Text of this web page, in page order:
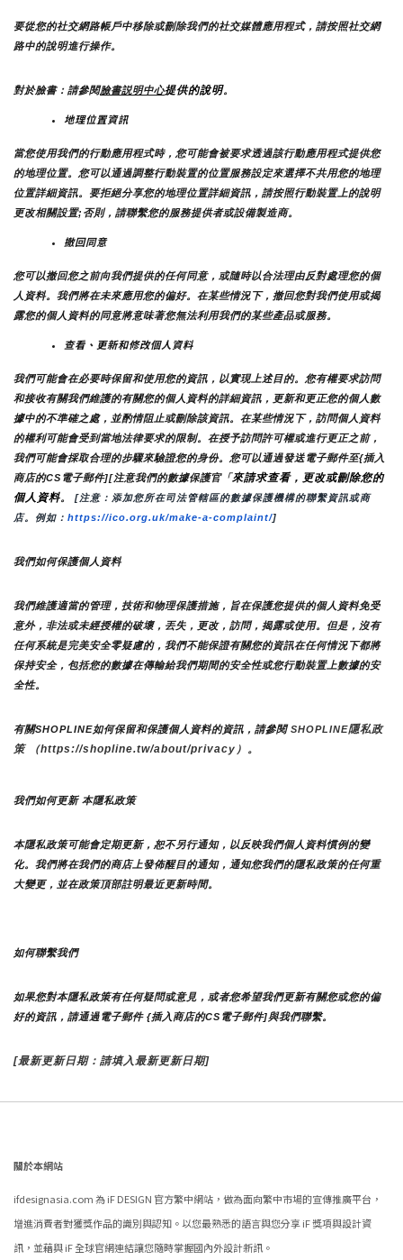
要從您的社交網路帳戶中移除或刪除我們的社交媒體應用程式，請按照社交網
路中的說明進行操作。
對於臉書：請參閱臉書説明中心提供的說明。
地理位置資訊
當您使用我們的行動應用程式時，您可能會被要求透過該行動應用程式提供您
的地理位置。您可以通過調整行動裝置的位置服務設定來選擇不共用您的地理
位置詳細資訊。要拒絕分享您的地理位置詳細資訊，請按照行動裝置上的說明
更改相關設置;否則，請聯繫您的服務提供者或設備製造商。
撤回同意
您可以撤回您之前向我們提供的任何同意，或隨時以合法理由反對處理您的個
人資料。我們將在未來應用您的偏好。在某些情況下，撤回您對我們使用或揭
露您的個人資料的同意將意味著您無法利用我們的某些產品或服務。
查看、更新和修改個人資料
我們可能會在必要時保留和使用您的資訊，以實現上述目的。您有權要求訪問
和接收有關我們維護的有關您的個人資料的詳細資訊，更新和更正您的個人數
據中的不準確之處，並酌情阻止或刪除該資訊。在某些情況下，訪問個人資料
的權利可能會受到當地法律要求的限制。在授予訪問許可權或進行更正之前，
我們可能會採取合理的步驟來驗證您的身份。您可以通過發送電子郵件至{插入
商店的CS電子郵件][注意我們的數據保護官「來請求查看，更改或刪除您的
個人資料。
[注意：添加您所在司法管轄區的數據保護機構的聯繫資訊或商
店。例如： https://ico.org.uk/make-a-complaint/]
我們如何保護個人資料
我們維護適當的管理，技術和物理保護措施，旨在保護您提供的個人資料免受
意外，非法或未經授權的破壞，丟失，更改，訪問，揭露或使用。但是，沒有
任何系統是完美安全零疑慮的，我們不能保證有關您的資訊在任何情況下都將
保持安全，包括您的數據在傳輸給我們期間的安全性或您行動裝置上數據的安
全性。
有關SHOPLINE如何保留和保護個人資料的資訊，請參閱 SHOPLINE隱私政
策 （https://shopline.tw/about/privacy）。
我們如何更新 本隱私政策
本隱私政策可能會定期更新，恕不另行通知，以反映我們個人資料慣例的變
化。我們將在我們的商店上發佈醒目的通知，通知您我們的隱私政策的任何重
大變更，並在政策頂部註明最近更新時間。
如何聯繫我們
如果您對本隱私政策有任何疑問或意見，或者您希望我們更新有關您或您的偏
好的資訊，請通過電子郵件 {插入商店的CS電子郵件]與我們聯繫。
[最新更新日期：請填入最新更新日期]
關於本網站
ifdesignasia.com 為 iF DESIGN 官方繁中網站，做為面向繁中市場的宣傳推廣平台，
增進消費者對獲獎作品的識別與認知。以您最熟悉的語言與您分享 iF 獎項與設計資
訊，並藉與 iF 全球官網連結讓您隨時掌握國內外設計新訊。